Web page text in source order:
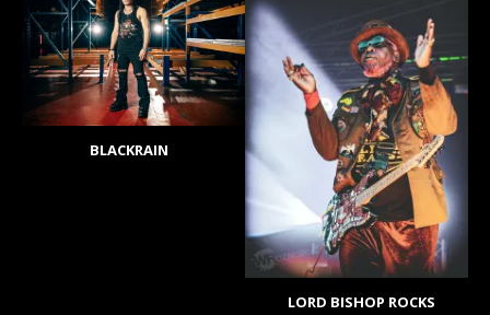
BLACKRAIN
LORD BISHOP ROCKS